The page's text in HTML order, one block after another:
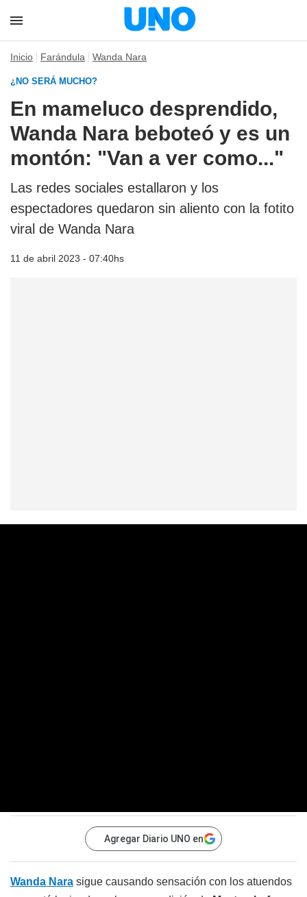
Inicio Farándula Wanda Nara
¿NO SERÁ MUCHO?
En mameluco desprendido,
Wanda Nara beboteó y es un
montón: "Van a ver como..."
Las redes sociales estallaron y los
espectadores quedaron sin aliento con la fotito
viral de Wanda Nara
11 de abril 2023 - 07:40hs
Agregar Diario UNO en
Wanda Nara sigue causando sensación con los atuendos